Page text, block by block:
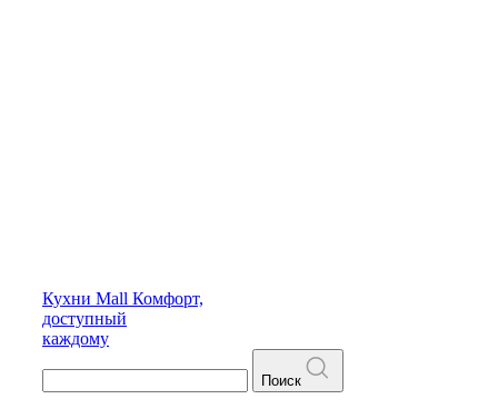
Кухни Mall Комфорт,
доступный
каждому
Поиск